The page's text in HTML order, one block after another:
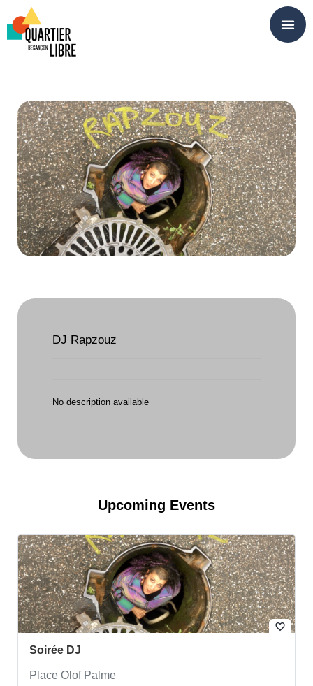
DJ Rapzouz
No description available
Upcoming Events
favorite_border
Soirée DJ
Place Olof Palme
Panneau de gestion des cookies